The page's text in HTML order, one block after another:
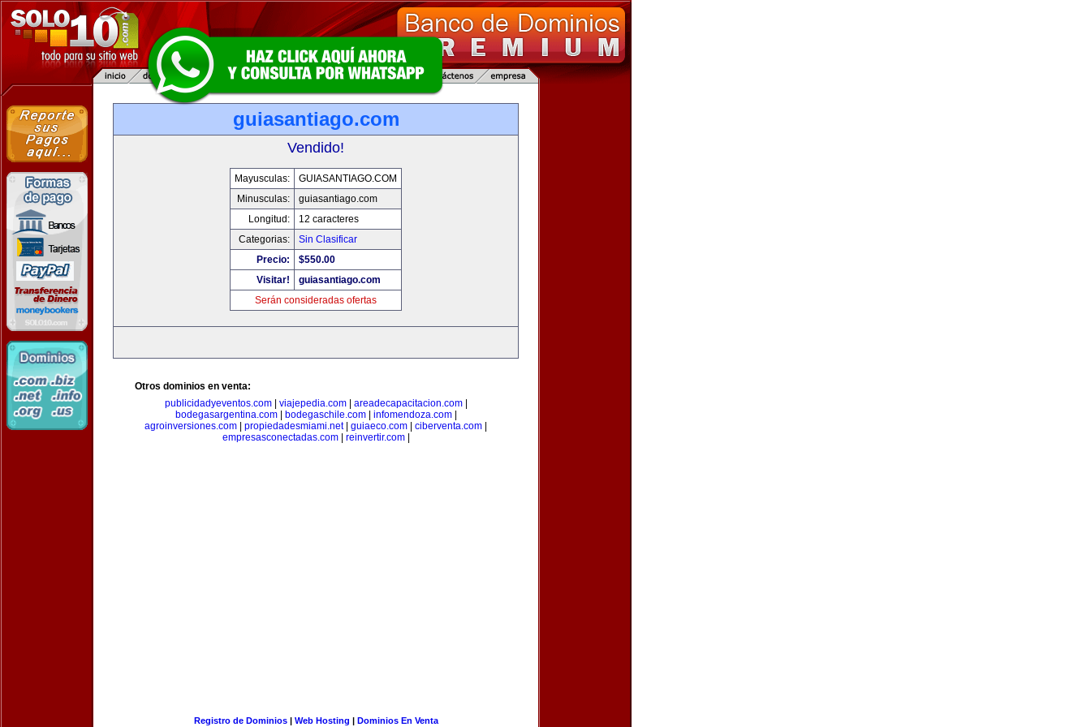
guiasantiago.com
Vendido!
Mayusculas:
GUIASANTIAGO.COM
Minusculas:
guiasantiago.com
Longitud:
12 caracteres
Categorias:
Sin Clasificar
Precio:
$550.00
Visitar!
guiasantiago.com
Serán consideradas ofertas
Otros dominios en venta:
publicidadyeventos.com| viajepedia.com| areadecapacitacion.com|
bodegasargentina.com| bodegaschile.com| infomendoza.com|
agroinversiones.com
propiedadesmiami.net| guiaeco.com ciberventa.com
empresasconectadas.com| reinvertir.com|
Registro de Dominios| Web Hosting | Dominios En Venta